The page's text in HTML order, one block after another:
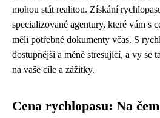
mohou stát realitou. Získání
specializované agentury, které vám s
měli potřebné dokumenty včas. S
dostupnější a méně stresující, a vy se
na vaše cíle a zážitky.
Cena rychlopasu: Na